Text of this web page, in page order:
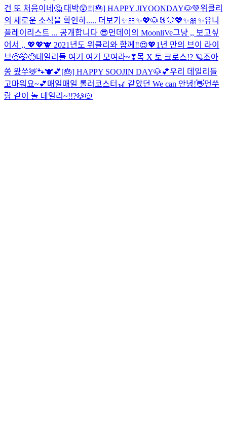
건 또 처음이네🤔 대박😲‼️[🎂] HAPPY JIYOONDAY🐶💚위클리
의 새로운 소식을 확인하..... 더보기 ✨🎀✨💖🐶🐰🦌💖✨🎀✨유니
플레이리스트 ... 공개합니다 😎먼데이의 MoonliVe그냥 ,, 보고싶
어서 ,, 💖💖🐮 2021년도 위클리와 함께‼️😍💖1년 만의 브이 라이
브🥺🤭😓데일리들 여기 여기 모여라~❣목 X 토 크로스!? 🪐조아
쏭 왔쑤🦌🐾🐮💕[🎂] HAPPY SOOJIN DAY🐶💕우리 데일리들
고마워요~💕매일매일 롤러코스터🎢 같았던 We can 안녕!👋먼쑤
랑 같이 놀 데일리~!!?🐶🐱